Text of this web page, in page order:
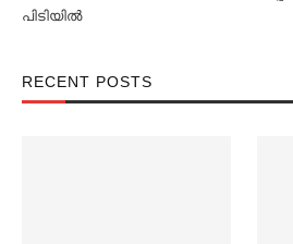
പിടിയില്‍
RECENT POSTS